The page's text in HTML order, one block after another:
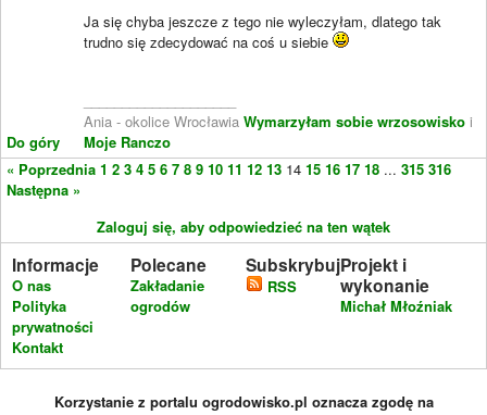
Do góry
Ja się chyba jeszcze z tego nie wyleczyłam, dlatego tak
trudno się zdecydować na coś u siebie
Ania - okolice Wrocławia Wymarzyłam sobie wrzosowisko i
Moje Ranczo
« Poprzednia 1 2 3 4 5 6 7 8 9 10 11 12 13 14 15 16 17 18 ... 315 316
Następna »
Zaloguj się, aby odpowiedzieć na ten wątek
Informacje
O nas
Polityka
prywatności
Kontakt
Polecane
Zakładanie
ogrodów
Subskrybuj
RSS
Projekt i
wykonanie
Michał Młoźniak
Korzystanie z portalu ogrodowisko.pl oznacza zgodę na